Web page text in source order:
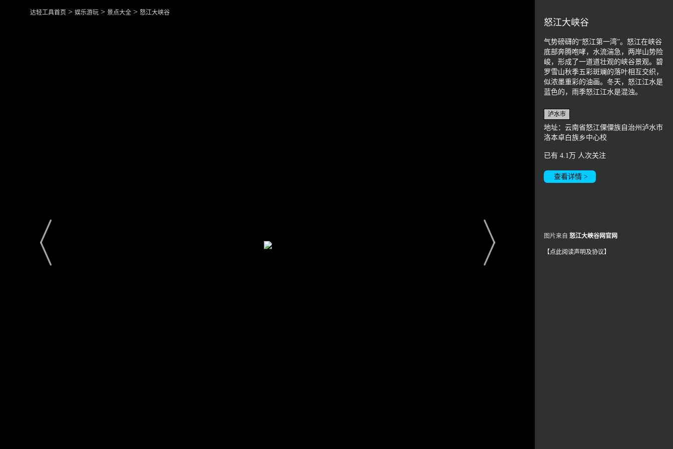
达轻工具首页 > 娱乐游玩 > 景点大全 > 怒江大峡谷
怒江大峡谷
气势磅礴的“怒江第一湾”。怒江在峡谷
底部奔腾咆哮，水流湍急，两岸山势险
峻，形成了一道道壮观的峡谷景观。碧
罗雪山秋季五彩斑斓的落叶相互交织，
似浓墨重彩的油画。冬天，怒江江水是
蓝色的，雨季怒江江水是混浊。
泸水市
地址：云南省怒江傈僳族自治州泸水市
洛本卓白族乡中心校
已有 4.1万 人次关注
查看详情 >
图片来自 怒江大峡谷网官网
【点此阅读声明及协议】